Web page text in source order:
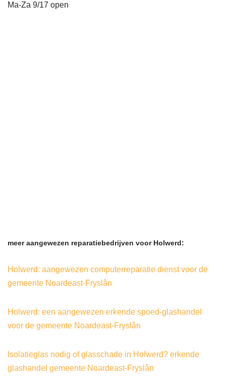
Ma-Za 9/17 open
meer aangewezen reparatiebedrijven voor Holwerd:
Holwerd: aangewezen computerreparatie dienst voor de
gemeente Noardeast-Fryslân
Holwerd: een aangewezen erkende spoed-glashandel
voor de gemeente Noardeast-Fryslân
Isolatieglas nodig of glasschade in Holwerd? erkende
glashandel gemeente Noardeast-Fryslân